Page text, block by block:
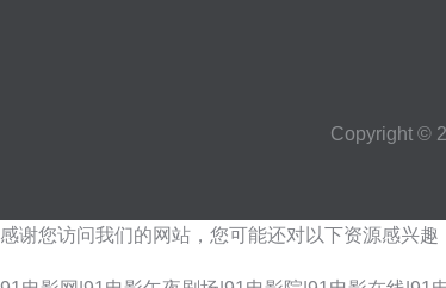
Copyright ©
感谢您访问我们的网站，您可能还对以下资源感兴趣